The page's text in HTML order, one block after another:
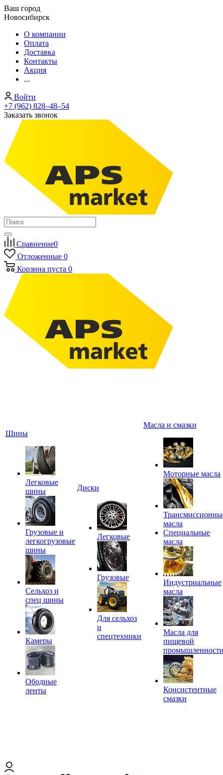
Ваш город
Новосибирск
О компании
Оплата
Доставка
Контакты
Акция
...
Войти
+7 (962) 828‒48‒54
Заказать звонок
Сравнение0
Отложенные 0
Корзина пуста 0
Шины
Легковые
шины
Грузовые и
легкогрузовые
шины
Сельхоз и
спец шины
Камеры
Ободные
ленты
Диски
Легковые
Грузовые
Для сельхоз
и
спецтехники
Масла и смазки
Моторные масла
масла
Специальные
масла
Индустриальные
масла
Масла для
пищевой
Консистентные
смазки